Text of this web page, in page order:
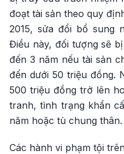
đoạt tài sản theo quy
2015, sửa đổi bổ sung
Điều này, đối tượng sẽ
đến 3 năm nếu tài sản
đến dưới 50 triệu đồng.
500 triệu đồng trở lên
tranh, tình trạng khẩn
năm hoặc tù chung thân.
Các hành vi phạm tội